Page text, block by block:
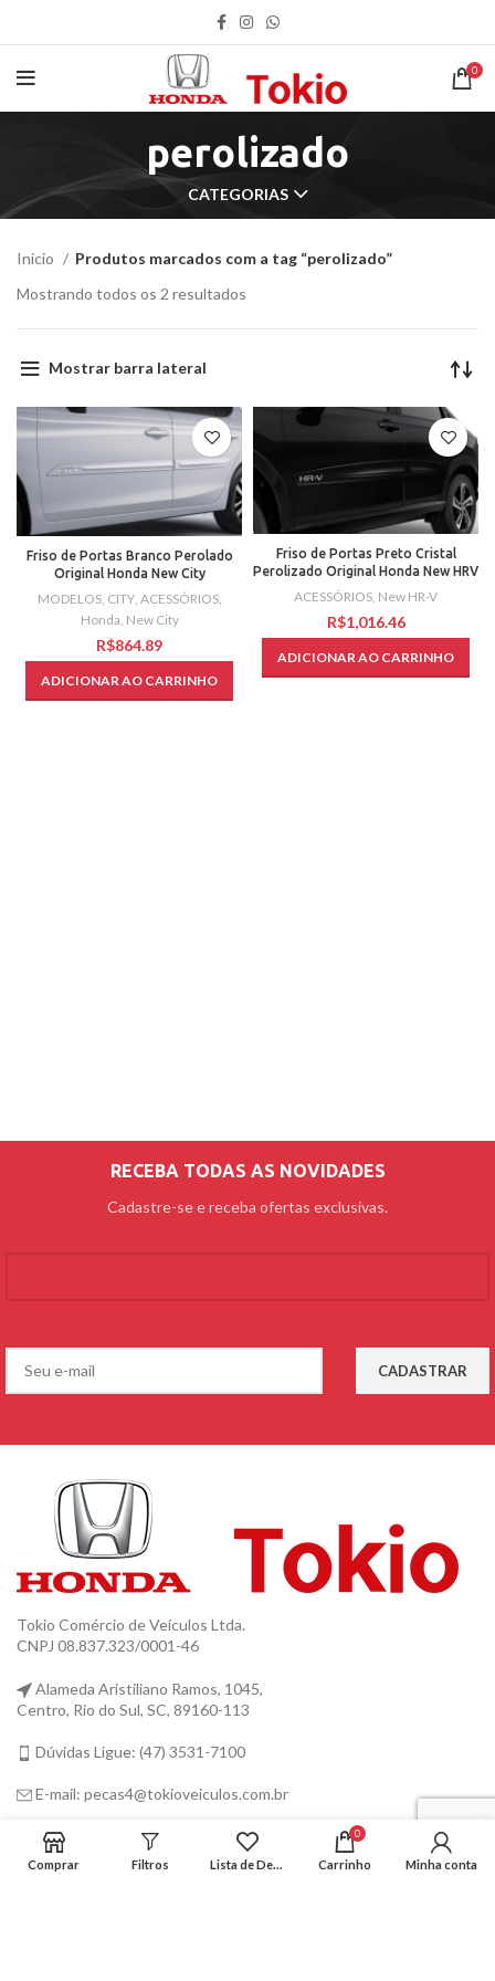
0
perolizado
CATEGORIAS
Início
Produtos marcados com a tag “perolizado”
Mostrando todos os 2 resultados
Mostrar barra lateral
Friso de Portas Branco Perolado
Original Honda New City
MODELOS, CITY, ACESSÓRIOS,
Honda, New City
R$
ADICIONAR AO CARRINHO
Friso de Portas Preto Cristal
Perolizado Original Honda New HRV
ACESSÓRIOS, New HR-V
R$
ADICIONAR AO CARRINHO
RECEBA TODAS AS NOVIDADES
Cadastre-se e receba ofertas exclusivas.
Tokio Comércio de Veículos Ltda.
CNPJ 08.837.323/0001-46
Alameda Aristiliano Ramos, 1045,
Centro, Rio do Sul, SC, 89160-113
Dúvidas Ligue: (47) 3531-7100
E-mail: pecas4@tokioveiculos.com.br
INSTITUCIONAL
Comprar Filtros Lista de Desejos
0
Carrinho Minha conta